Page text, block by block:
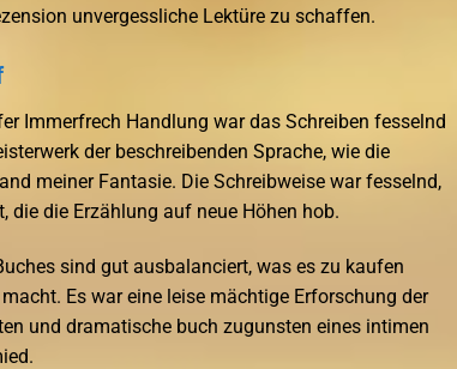
unvergessliche Lektüre zu schaffen.
Immerfrech Handlung war das Schreiben fesselnd
der beschreibenden Sprache, wie die
meiner Fantasie. Die Schreibweise war fesselnd,
die Erzählung auf neue Höhen hob.
sind gut ausbalanciert, was es zu kaufen
Es war eine leise mächtige Erforschung der
und dramatische buch zugunsten eines intimen